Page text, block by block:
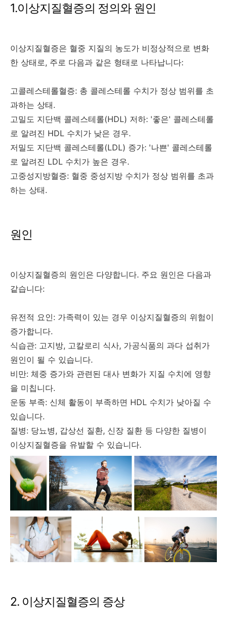
1.이상지질혈증의 정의와 원인
이상지질혈증은 혈중 지질의 농도가 비정상적으로 변화
한 상태로, 주로 다음과 같은 형태로 나타납니다:
고콜레스테롤혈증: 총 콜레스테롤 수치가 정상 범위를 초
과하는 상태.
고밀도 지단백 콜레스테롤(HDL) 저하: '좋은' 콜레스테롤
로 알려진 HDL 수치가 낮은 경우.
저밀도 지단백 콜레스테롤(LDL) 증가: '나쁜' 콜레스테롤
로 알려진 LDL 수치가 높은 경우.
고중성지방혈증: 혈중 중성지방 수치가 정상 범위를 초과
하는 상태.
원인
이상지질혈증의 원인은 다양합니다. 주요 원인은 다음과
같습니다:
유전적 요인: 가족력이 있는 경우 이상지질혈증의 위험이
증가합니다.
식습관: 고지방, 고칼로리 식사, 가공식품의 과다 섭취가
원인이 될 수 있습니다.
비만: 체중 증가와 관련된 대사 변화가 지질 수치에 영향
을 미칩니다.
운동 부족: 신체 활동이 부족하면 HDL 수치가 낮아질 수
있습니다.
질병: 당뇨병, 갑상선 질환, 신장 질환 등 다양한 질병이
이상지질혈증을 유발할 수 있습니다.
2. 이상지질혈증의 증상